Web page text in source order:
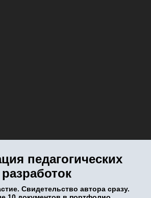
педагогических
разработок
Свидетельство автора сразу.